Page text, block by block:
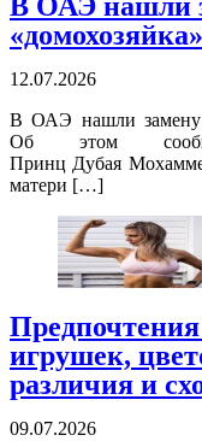
В ОАЭ нашли
«домохозяйка»
12.07.2026
В ОАЭ нашли замену
Об этом
Принц Дубая
матери […]
игрушек,
различия и
09.07.2026